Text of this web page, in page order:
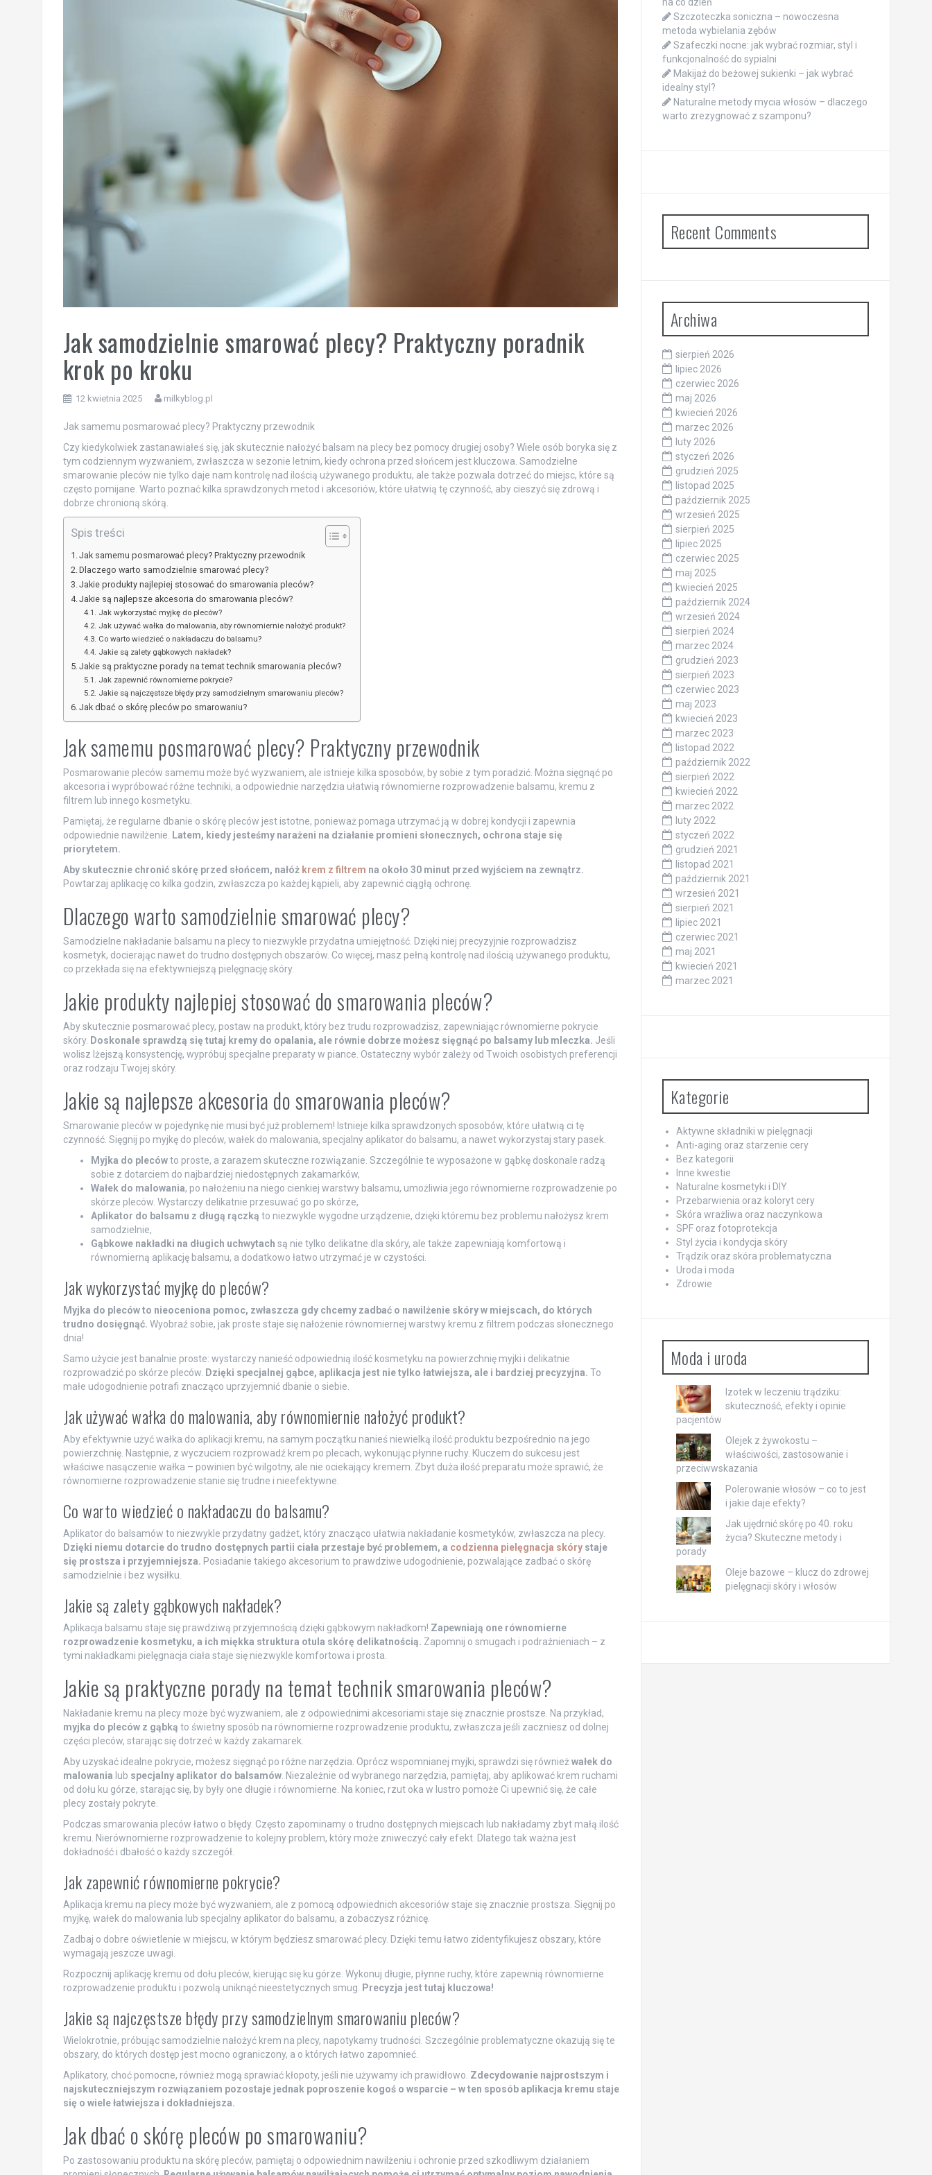
Jak samodzielnie smarować plecy? Praktyczny poradnik
krok po kroku
12 kwietnia 2025 milkyblog.pl
Jak samemu posmarować plecy? Praktyczny przewodnik
Czy kiedykolwiek zastanawiałeś się, jak skutecznie nałożyć balsam na plecy bez pomocy drugiej osoby? Wiele osób boryka się z
tym codziennym wyzwaniem, zwłaszcza w sezonie letnim, kiedy ochrona przed słońcem jest kluczowa. Samodzielne
smarowanie pleców nie tylko daje nam kontrolę nad ilością używanego produktu, ale także pozwala dotrzeć do miejsc, które są
często pomijane. Warto poznać kilka sprawdzonych metod i akcesoriów, które ułatwią tę czynność, aby cieszyć się zdrową i
dobrze chronioną skórą.
Spis treści
Jak samemu posmarować plecy? Praktyczny przewodnik
Dlaczego warto samodzielnie smarować plecy?
Jakie produkty najlepiej stosować do smarowania pleców?
Jakie są najlepsze akcesoria do smarowania pleców?
Jak wykorzystać myjkę do pleców?
Jak używać wałka do malowania, aby równomiernie nałożyć produkt?
Co warto wiedzieć o nakładaczu do balsamu?
Jakie są zalety gąbkowych nakładek?
Jakie są praktyczne porady na temat technik smarowania pleców?
Jak zapewnić równomierne pokrycie?
Jakie są najczęstsze błędy przy samodzielnym smarowaniu pleców?
Jak dbać o skórę pleców po smarowaniu?
Jak samemu posmarować plecy? Praktyczny przewodnik
Posmarowanie pleców samemu może być wyzwaniem, ale istnieje kilka sposobów, by sobie z tym poradzić. Można sięgnąć po
akcesoria i wypróbować różne techniki, a odpowiednie narzędzia ułatwią równomierne rozprowadzenie balsamu, kremu z
filtrem lub innego kosmetyku.
Pamiętaj, że regularne dbanie o skórę pleców jest istotne, ponieważ pomaga utrzymać ją w dobrej kondycji i zapewnia
odpowiednie nawilżenie.
Latem, kiedy jesteśmy narażeni na działanie promieni słonecznych, ochrona staje się
priorytetem.
Aby skutecznie chronić skórę przed słońcem, nałóż krem z filtrem na około 30 minut przed wyjściem na zewnątrz.
Powtarzaj aplikację co kilka godzin, zwłaszcza po każdej kąpieli, aby zapewnić ciągłą ochronę.
Dlaczego warto samodzielnie smarować plecy?
Samodzielne nakładanie balsamu na plecy to niezwykle przydatna umiejętność. Dzięki niej precyzyjnie rozprowadzisz
kosmetyk, docierając nawet do trudno dostępnych obszarów. Co więcej, masz pełną kontrolę nad ilością używanego produktu,
co przekłada się na efektywniejszą pielęgnację skóry.
Jakie produkty najlepiej stosować do smarowania pleców?
Aby skutecznie posmarować plecy, postaw na produkt, który bez trudu rozprowadzisz, zapewniając równomierne pokrycie
skóry. Doskonale sprawdzą się tutaj kremy do opalania, ale równie dobrze możesz sięgnąć po balsamy lub mleczka. Jeśli
wolisz lżejszą konsystencję, wypróbuj specjalne preparaty w piance. Ostateczny wybór zależy od Twoich osobistych preferencji
oraz rodzaju Twojej skóry.
Jakie są najlepsze akcesoria do smarowania pleców?
Smarowanie pleców w pojedynkę nie musi być już problemem! Istnieje kilka sprawdzonych sposobów, które ułatwią ci tę
czynność. Sięgnij po myjkę do pleców, wałek do malowania, specjalny aplikator do balsamu, a nawet wykorzystaj stary pasek.
Myjka do plecówto proste, a zarazem skuteczne rozwiązanie. Szczególnie te wyposażone w gąbkę doskonale radzą
sobie z dotarciem do najbardziej niedostępnych zakamarków,
Wałek do malowania, po nałożeniu na niego cienkiej warstwy balsamu, umożliwia jego równomierne rozprowadzenie po
skórze pleców. Wystarczy delikatnie przesuwać go po skórze,
Aplikator do balsamu z długą rączką to niezwykle wygodne urządzenie, dzięki któremu bez problemu nałożysz krem
samodzielnie,
Gąbkowe nakładki na długich uchwytach są nie tylko delikatne dla skóry, ale także zapewniają komfortową i
równomierną aplikację balsamu, a dodatkowo łatwo utrzymać je w czystości.
Jak wykorzystać myjkę do pleców?
Myjka do pleców to nieoceniona pomoc, zwłaszcza gdy chcemy zadbać o nawilżenie skóry w miejscach, do których
trudno dosięgnąć. Wyobraź sobie, jak proste staje się nałożenie równomiernej warstwy kremu z filtrem podczas słonecznego
dnia!
Samo użycie jest banalnie proste: wystarczy nanieść odpowiednią ilość kosmetyku na powierzchnię myjki i delikatnie
rozprowadzić po skórze pleców. Dzięki specjalnej gąbce, aplikacja jest nie tylko łatwiejsza, ale i bardziej precyzyjna. To
małe udogodnienie potrafi znacząco uprzyjemnić dbanie o siebie.
Jak używać wałka do malowania, aby równomiernie nałożyć produkt?
Aby efektywnie użyć wałka do aplikacji kremu, na samym początku nanieś niewielką ilość produktu bezpośrednio na jego
powierzchnię. Następnie, z wyczuciem rozprowadź krem po plecach, wykonując płynne ruchy. Kluczem do sukcesu jest
właściwe nasączenie wałka – powinien być wilgotny, ale nie ociekający kremem. Zbyt duża ilość preparatu może sprawić, że
równomierne rozprowadzenie stanie się trudne i nieefektywne.
Co warto wiedzieć o nakładaczu do balsamu?
Aplikator do balsamów to niezwykle przydatny gadżet, który znacząco ułatwia nakładanie kosmetyków, zwłaszcza na plecy.
Dzięki niemu dotarcie do trudno dostępnych partii ciała przestaje być problemem, a codzienna pielęgnacja skórystaje
się prostsza i przyjemniejsza. Posiadanie takiego akcesorium to prawdziwe udogodnienie, pozwalające zadbać o skórę
samodzielnie i bez wysiłku.
Jakie są zalety gąbkowych nakładek?
Aplikacja balsamu staje się prawdziwą przyjemnością dzięki gąbkowym nakładkom! Zapewniają one równomierne
rozprowadzenie kosmetyku, a ich miękka struktura otula skórę delikatnością. Zapomnij o smugach i podrażnieniach – z
tymi nakładkami pielęgnacja ciała staje się niezwykle komfortowa i prosta.
Jakie są praktyczne porady na temat technik smarowania pleców?
Nakładanie kremu na plecy może być wyzwaniem, ale z odpowiednimi akcesoriami staje się znacznie prostsze. Na przykład,
myjka do pleców z gąbką to świetny sposób na równomierne rozprowadzenie produktu, zwłaszcza jeśli zaczniesz od dolnej
części pleców, starając się dotrzeć w każdy zakamarek.
Aby uzyskać idealne pokrycie, możesz sięgnąć po różne narzędzia. Oprócz wspomnianej myjki, sprawdzi się również wałek do
malowania lub specjalny aplikator do balsamów. Niezależnie od wybranego narzędzia, pamiętaj, aby aplikować krem ruchami
od dołu ku górze, starając się, by były one długie i równomierne. Na koniec, rzut oka w lustro pomoże Ci upewnić się, że całe
plecy zostały pokryte.
Podczas smarowania pleców łatwo o błędy. Często zapominamy o trudno dostępnych miejscach lub nakładamy zbyt małą ilość
kremu. Nierównomierne rozprowadzenie to kolejny problem, który może zniweczyć cały efekt. Dlatego tak ważna jest
dokładność i dbałość o każdy szczegół.
Jak zapewnić równomierne pokrycie?
Aplikacja kremu na plecy może być wyzwaniem, ale z pomocą odpowiednich akcesoriów staje się znacznie prostsza. Sięgnij po
myjkę, wałek do malowania lub specjalny aplikator do balsamu, a zobaczysz różnicę.
Zadbaj o dobre oświetlenie w miejscu, w którym będziesz smarować plecy. Dzięki temu łatwo zidentyfikujesz obszary, które
wymagają jeszcze uwagi.
Rozpocznij aplikację kremu od dołu pleców, kierując się ku górze. Wykonuj długie, płynne ruchy, które zapewnią równomierne
rozprowadzenie produktu i pozwolą uniknąć nieestetycznych smug.
Precyzja jest tutaj kluczowa!
Jakie są najczęstsze błędy przy samodzielnym smarowaniu pleców?
Wielokrotnie, próbując samodzielnie nałożyć krem na plecy, napotykamy trudności. Szczególnie problematyczne okazują się te
obszary, do których dostęp jest mocno ograniczony, a o których łatwo zapomnieć.
Aplikatory, choć pomocne, również mogą sprawiać kłopoty, jeśli nie używamy ich prawidłowo. Zdecydowanie najprostszym i
najskuteczniejszym rozwiązaniem pozostaje jednak poproszenie kogoś o wsparcie – w ten sposób aplikacja kremu staje
się o wiele łatwiejsza i dokładniejsza.
Jak dbać o skórę pleców po smarowaniu?
Po zastosowaniu produktu na skórę pleców, pamiętaj o odpowiednim nawilżeniu i ochronie przed szkodliwym działaniem
Szczoteczka soniczna – nowoczesna
metoda wybielania zębów
Szafeczki nocne: jak wybrać rozmiar, styl i
funkcjonalność do sypialni
Makijaż do beżowej sukienki – jak wybrać
idealny styl?
Naturalne metody mycia włosów – dlaczego
warto zrezygnować z szamponu?
Recent Comments
Archiwa
sierpień 2026
lipiec 2026
czerwiec 2026
maj 2026
kwiecień 2026
marzec 2026
luty 2026
styczeń 2026
grudzień 2025
listopad 2025
październik 2025
wrzesień 2025
sierpień 2025
lipiec 2025
czerwiec 2025
maj 2025
kwiecień 2025
październik 2024
wrzesień 2024
sierpień 2024
marzec 2024
grudzień 2023
sierpień 2023
czerwiec 2023
maj 2023
kwiecień 2023
marzec 2023
listopad 2022
październik 2022
sierpień 2022
kwiecień 2022
marzec 2022
luty 2022
styczeń 2022
grudzień 2021
listopad 2021
październik 2021
wrzesień 2021
sierpień 2021
lipiec 2021
czerwiec 2021
maj 2021
kwiecień 2021
marzec 2021
Kategorie
Aktywne składniki w pielęgnacji
Anti-aging oraz starzenie cery
Bez kategorii
Inne kwestie
Naturalne kosmetyki i DIY
Przebarwienia oraz koloryt cery
Skóra wrażliwa oraz naczynkowa
SPF oraz fotoprotekcja
Styl życia i kondycja skóry
Trądzik oraz skóra problematyczna
Uroda i moda
Zdrowie
Moda i uroda
Izotek w leczeniu trądziku:
skuteczność, efekty i opinie
pacjentów
Olejek z żywokostu –
właściwości, zastosowanie i
przeciwwskazania
Polerowanie włosów – co to jest
i jakie daje efekty?
Jak ujędrnić skórę po 40. roku
życia? Skuteczne metody i
porady
Oleje bazowe – klucz do zdrowej
pielęgnacji skóry i włosów